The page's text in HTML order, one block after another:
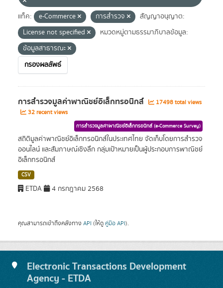
แท็ค: e-Commerce การสำรวจ
สัญญาอนุญาต:
License not specified
หมวดหมู่ตามธรรมาภิบาลข้อมูล:
ข้อมูลสาธารณะ
กรองผลลัพธ์
การสำรวจมูลค่าพาณิชย์อิเล็กทรอนิกส์
17498 total views
32 recent views
การสำรวจมูลค่าพาณิชย์อิเล็กทรอนิกส์ (e-Commerce Survey)
สถิติมูลค่าพาณิชย์อิเล็กทรอนิกส์ในประเทศไทย จัดเก็บโดยการสำรวจ
ออนไลน์ และสัมภาษณ์เชิงลึก กลุ่มเป้าหมายเป็นผู้ประกอบการพาณิชย์
อิเล็กทรอนิกส์
CSV
ETDA 4 กรกฎาคม 2568
คุณสามารถเข้าถึงคลังทาง API (ให้ดู คู่มือ API).
Electronic Transactions Development
Agency - ETDA